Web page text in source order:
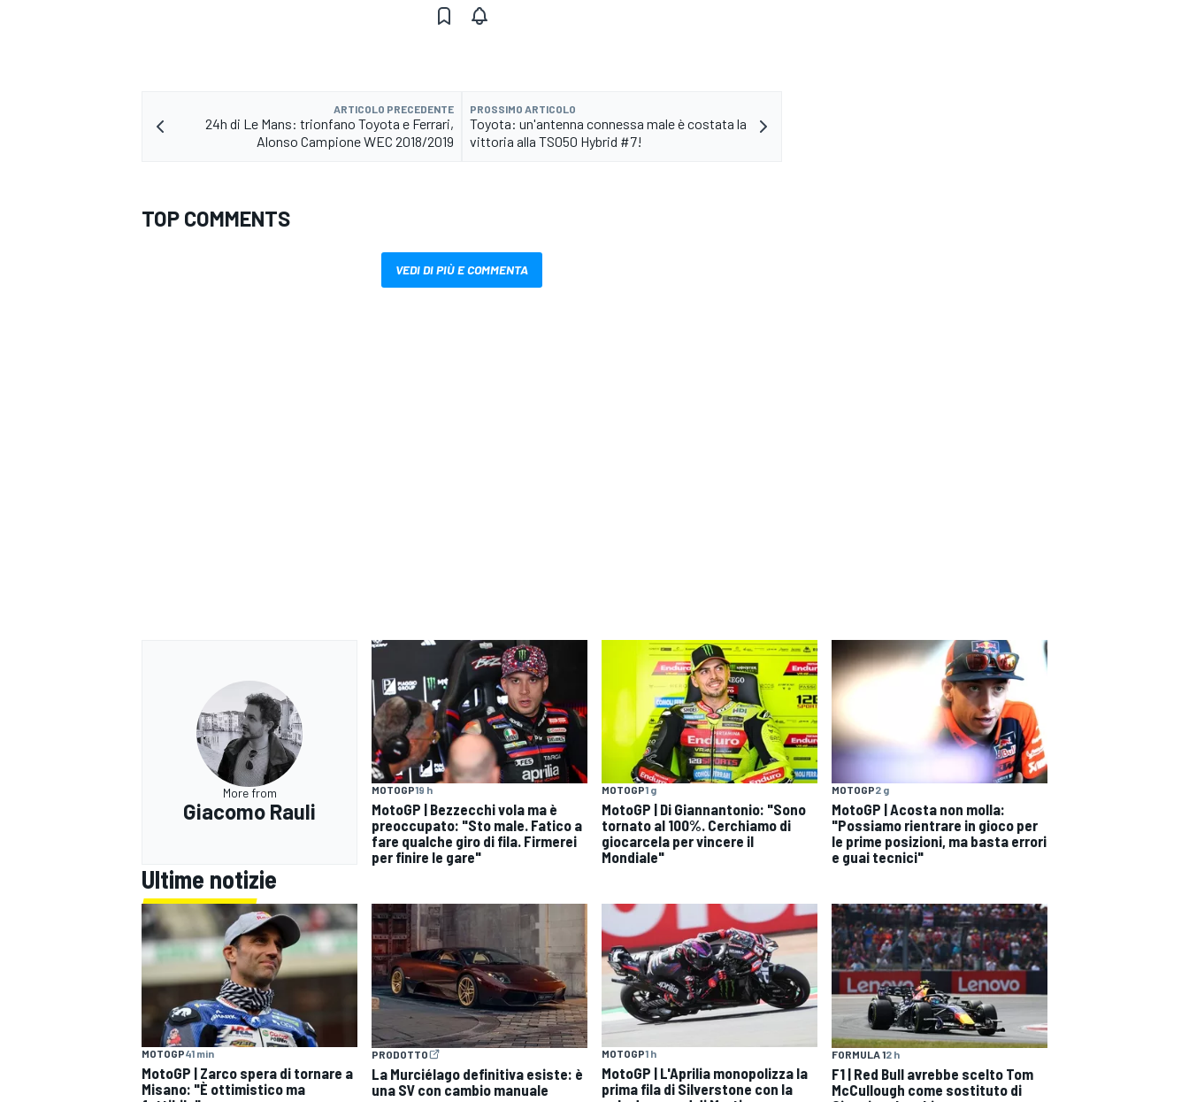
ENDURANCE/GT
RALLY
ARTICOLO PRECEDENTE
24h di Le Mans: trionfano Toyota e Ferrari,
Alonso Campione WEC 2018/2019
PROSSIMO ARTICOLO
Toyota: un'antenna connessa male è costata la
vittoria alla TS050 Hybrid #7!
TOP COMMENTS
VEDI DI PIÙ E COMMENTA
More from
Giacomo Rauli
MOTOGP19 h
MotoGP | Bezzecchi vola ma è
preoccupato: "Sto male. Fatico a
fare qualche giro di fila. Firmerei
per finire le gare"
MOTOGP1 g
MotoGP | Di Giannantonio: "Sono
tornato al 100%. Cerchiamo di
giocarcela per vincere il
Mondiale"
MOTOGP2 g
MotoGP | Acosta non molla:
"Possiamo rientrare in gioco per
le prime posizioni, ma basta errori
e guai tecnici"
Ultime notizie
MOTOGP41 min
MotoGP | Zarco spera di tornare a
Misano: "È ottimistico ma
PRODOTTO
La Murciélago definitiva esiste: è
una SV con cambio manuale
MOTOGP1 h
MotoGP | L'Aprilia monopolizza la
prima fila di Silverstone con la
FORMULA 12 h
F1 | Red Bull avrebbe scelto Tom
McCullough come sostituto di